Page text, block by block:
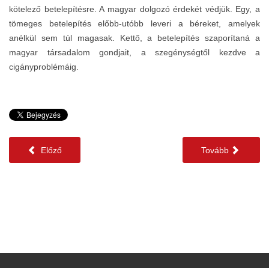
kötelező betelepítésre. A magyar dolgozó érdekét védjük. Egy, a
tömeges betelepítés előbb-utóbb leveri a béreket, amelyek
anélkül sem túl magasak. Kettő, a betelepítés szaporítaná a
magyar társadalom gondjait, a szegénységtől kezdve a
cigányproblémáig.
Előző Tovább